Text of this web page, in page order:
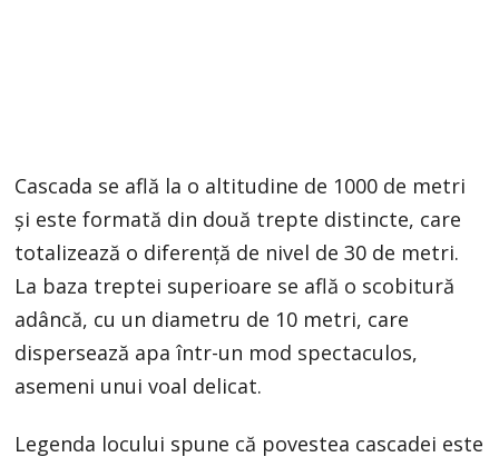
Cascada se află la o altitudine de 1000 de metri
și este formată din două trepte distincte, care
totalizează o diferență de nivel de 30 de metri.
La baza treptei superioare se află o scobitură
adâncă, cu un diametru de 10 metri, care
dispersează apa într-un mod spectaculos,
asemeni unui voal delicat.
Legenda locului spune că povestea cascadei este